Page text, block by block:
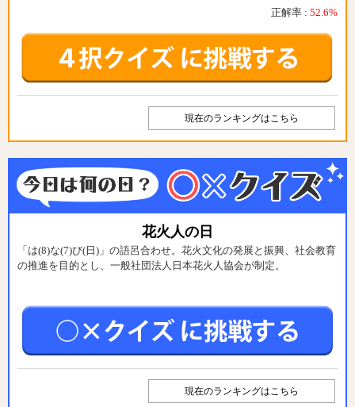
正解率 : 52.6%
現在のランキングはこちら
花火人の日
「は(8)な(7)び(日)」の語呂合わせ。花火文化の発展と振興、社会教育
の推進を目的とし、一般社団法人日本花火人協会が制定。
現在のランキングはこちら